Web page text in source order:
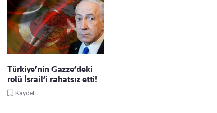
Türkiye’nin Gazze’deki
rolü İsrail’i rahatsız etti!
Kaydet